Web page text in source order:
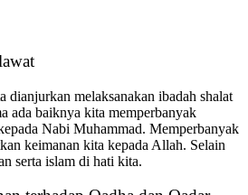
dianjurkan melaksanakan ibadah shalat
ada baiknya kita memperbanyak
Nabi Muhammad. Memperbanyak
keimanan kita kepada Allah. Selain
serta islam di hati kita.